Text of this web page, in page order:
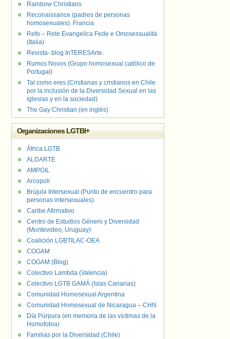
Rainbow Christians
Reconaissance (padres de personas
homosexuales). Francia
Refo – Rete Evangelica Fede e Omosessualità
(Italia)
Revista- blog InTERESArte.
Rumos Novos (Grupo homosexual católico de
Portugal)
Tal como eres (Cristianas y cristianos en Chile
por la inclusión de la Diversidad Sexual en las
iglesias y en la sociedad)
The Gay Christian (en inglés)
Organizaciones LGTBI+
África LGTB
ALDARTE
AMPGIL
Arcopoli
Brújula Intersexual (Punto de encuentro para
personas intersexuales)
Caribe Afirmativo
Centro de Estudios Género y Diversidad
(Montevideo, Uruguay)
Coalición LGBTILAC-OEA
COGAM
COGAM (Blog)
Colectivo Lambda (Valencia)
Colectivo LGTB GAMÁ (Islas Canarias)
Comunidad Homosexual Argentina
Comunidad Homosexual de Nicaragua – CHN
Día Púrpura (en memoria de las víctimas de la
Homofobia)
Familias por la Diversidad (Chile)